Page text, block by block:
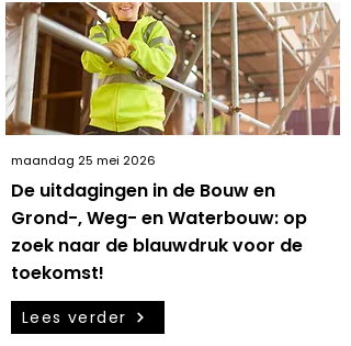
maandag 25 mei 2026
De uitdagingen in de Bouw en
Grond-, Weg- en Waterbouw: op
zoek naar de blauwdruk voor de
toekomst!
Lees verder